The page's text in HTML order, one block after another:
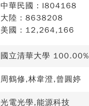
中華民國：I804168
大陸：8638208
美國：12,264,166
國立清華大學 100.00%
周鶴修,林韋澄,曾圓婷
光電光學,能源科技